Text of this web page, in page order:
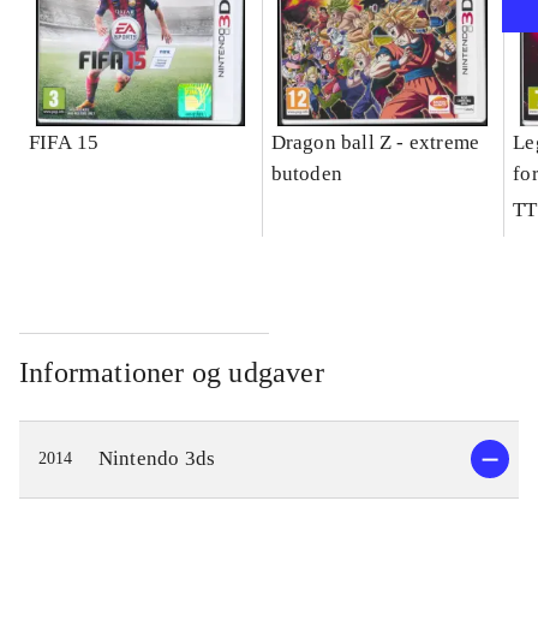
FIFA 15
Dragon ball Z - extreme
butoden
Informationer og udgaver
2014 Nintendo 3ds